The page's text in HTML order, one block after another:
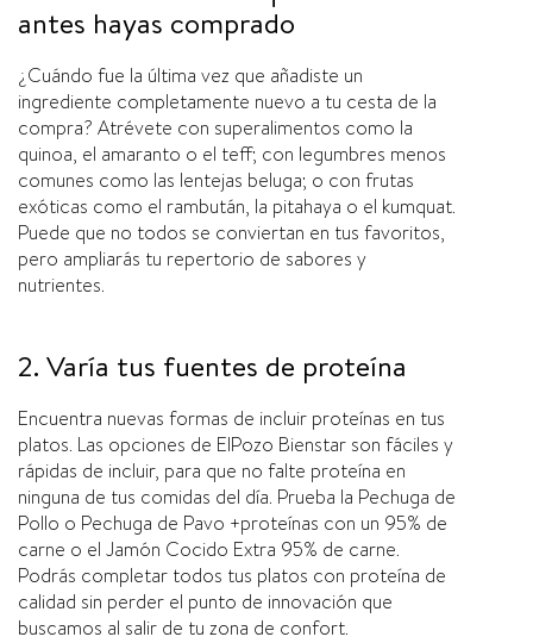
antes hayas comprado
¿Cuándo fue la última vez que añadiste un
ingrediente completamente nuevo a tu cesta de la
compra? Atrévete con superalimentos como la
quinoa, el amaranto o el teff; con legumbres menos
comunes como las lentejas beluga; o con frutas
exóticas como el rambután, la pitahaya o el kumquat.
Puede que no todos se conviertan en tus favoritos,
pero ampliarás tu repertorio de sabores y
nutrientes.
2. Varía tus fuentes de proteína
Encuentra nuevas formas de incluir proteínas en tus
platos. Las opciones de ElPozo Bienstar son fáciles y
rápidas de incluir, para que no falte proteína en
ninguna de tus comidas del día. Prueba la Pechuga de
Pollo o Pechuga de Pavo +proteínas con un 95% de
carne o el Jamón Cocido Extra 95% de carne.
Podrás completar todos tus platos con proteína de
calidad sin perder el punto de innovación que
buscamos al salir de tu zona de confort.